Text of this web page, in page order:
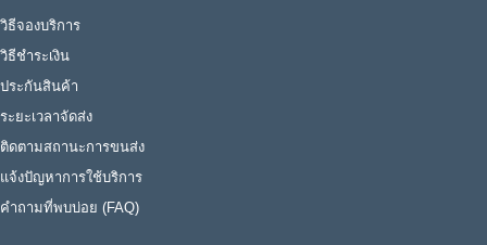
วิธีจองบริการ
วิธีชำระเงิน
ประกันสินค้า
ระยะเวลาจัดส่ง
ติดตามสถานะการขนส่ง
แจ้งปัญหาการใช้บริการ
คำถามที่พบบ่อย (FAQ)